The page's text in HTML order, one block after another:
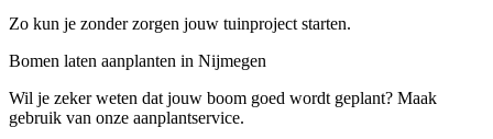
Zo kun je zonder zorgen jouw tuinproject starten.
Bomen laten aanplanten in Nijmegen
Wil je zeker weten dat jouw boom goed wordt geplant? Maak
gebruik van onze aanplantservice.